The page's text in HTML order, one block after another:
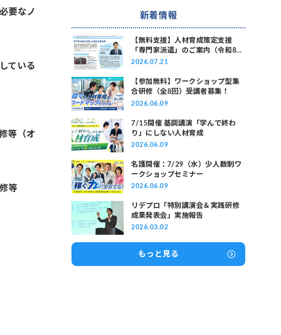
要なノ
ている
等（オ
等
新着情報
【無料支援】人材育成策定支援
「専門家派遣」のご案内（令和8年
度 リデプロ事業）
2026.07.21
【参加無料】ワークショップ型集
合研修（全8回）受講者募集！
2026.06.09
7/15開催 基調講演「学んで終わ
り」にしない人材育成
2026.06.09
名護開催：7/29（水）少人数制ワ
ークショップセミナー
2026.06.09
リデプロ「特別講演会＆実践研修
成果発表会」実施報告
2026.03.02
もっと見る